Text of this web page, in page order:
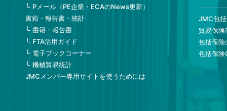
Pメール（PE企業・ECAのNews更新）
書籍・報告書・統計
書籍・報告書
FTA活用ガイド
電子ブックコーナー
機械貿易統計
JMCメンバー専用サイトを使うためには
JMC包
貿易保険
包括保険
包括保険